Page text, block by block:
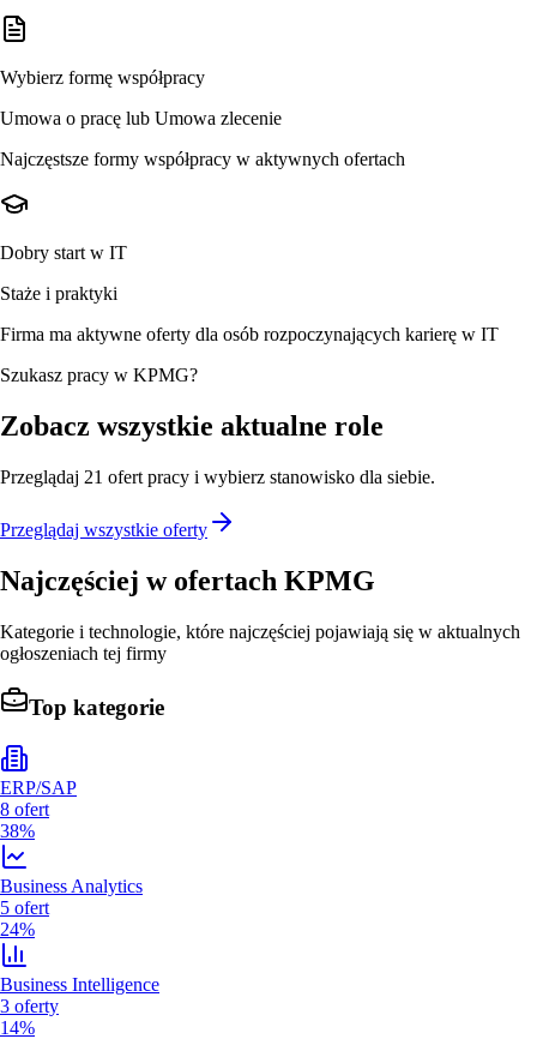
Wybierz formę współpracy
Umowa o pracę lub Umowa zlecenie
Najczęstsze formy współpracy w aktywnych ofertach
Dobry start w IT
Staże i praktyki
Firma ma aktywne oferty dla osób rozpoczynających karierę w IT
Szukasz pracy w KPMG?
Zobacz wszystkie aktualne role
Przeglądaj 21 ofert pracy i wybierz stanowisko dla siebie.
Przeglądaj wszystkie oferty
Najczęściej w ofertach KPMG
Kategorie i technologie, które najczęściej pojawiają się w aktualnych
ogłoszeniach tej firmy
Top kategorie
ERP/SAP
8 ofert
38%
Business Analytics
5 ofert
24%
Business Intelligence
3 oferty
14%